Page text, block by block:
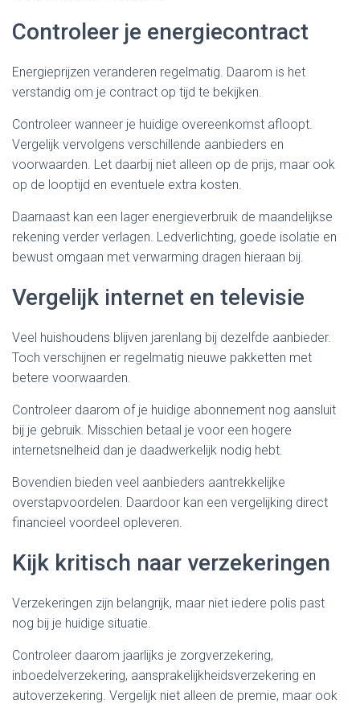
Controleer je energiecontract
Energieprijzen veranderen regelmatig. Daarom is het
verstandig om je contract op tijd te bekijken.
Controleer wanneer je huidige overeenkomst afloopt.
Vergelijk vervolgens verschillende aanbieders en
voorwaarden. Let daarbij niet alleen op de prijs, maar ook
op de looptijd en eventuele extra kosten.
Daarnaast kan een lager energieverbruik de maandelijkse
rekening verder verlagen. Ledverlichting, goede isolatie en
bewust omgaan met verwarming dragen hieraan bij.
Vergelijk internet en televisie
Veel huishoudens blijven jarenlang bij dezelfde aanbieder.
Toch verschijnen er regelmatig nieuwe pakketten met
betere voorwaarden.
Controleer daarom of je huidige abonnement nog aansluit
bij je gebruik. Misschien betaal je voor een hogere
internetsnelheid dan je daadwerkelijk nodig hebt.
Bovendien bieden veel aanbieders aantrekkelijke
overstapvoordelen. Daardoor kan een vergelijking direct
financieel voordeel opleveren.
Kijk kritisch naar verzekeringen
Verzekeringen zijn belangrijk, maar niet iedere polis past
nog bij je huidige situatie.
Controleer daarom jaarlijks je zorgverzekering,
inboedelverzekering, aansprakelijkheidsverzekering en
autoverzekering. Vergelijk niet alleen de premie, maar ook